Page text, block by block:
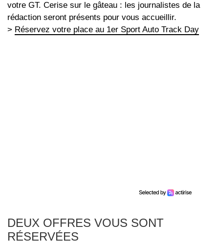
votre GT. Cerise sur le gâteau : les journalistes de la
rédaction seront présents pour vous accueillir.
> Réservez votre place au 1er Sport Auto Track Day
DEUX OFFRES VOUS SONT
RÉSERVÉES